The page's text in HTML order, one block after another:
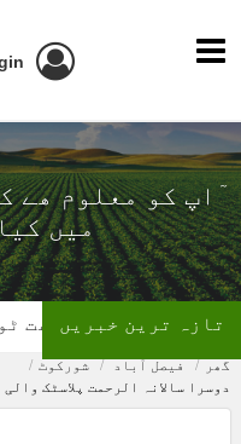
ٓاپ کو معلوم ھے
میں
گھر کی چھت ٹوٹنے
تازہ ترین خبریں
گھر فیصل آباد
شورکوٹ
دوسرا سالانہ الرحمت پلاسٹک